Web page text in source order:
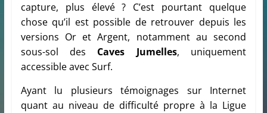
capture, plus élevé ? C’est pourtant quelque
chose qu’il est possible de retrouver depuis les
versions Or et Argent, notamment au second
sous-sol des Caves Jumelles, uniquement
accessible avec Surf.
Ayant lu plusieurs témoignages sur Internet
quant au niveau de difficulté propre à la Ligue